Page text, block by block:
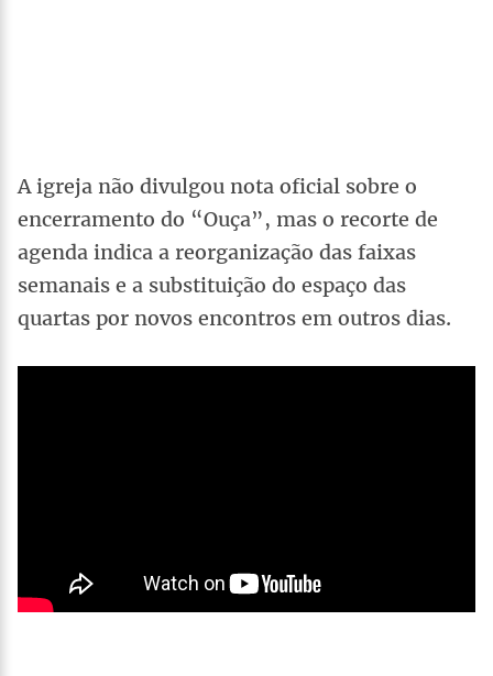
A igreja não divulgou nota oficial sobre o
encerramento do “Ouça”, mas o recorte de
agenda indica a reorganização das faixas
semanais e a substituição do espaço das
quartas por novos encontros em outros dias.